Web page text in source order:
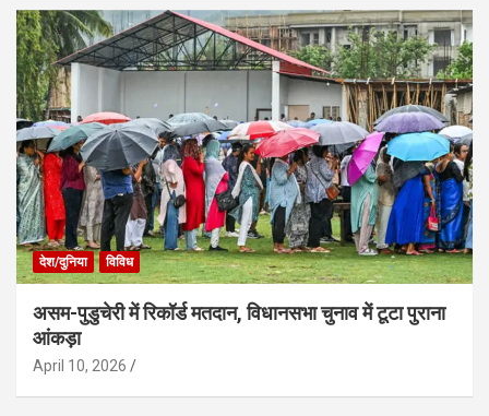
देश/दुनिया विविध
असम-पुडुचेरी में रिकॉर्ड मतदान, विधानसभा चुनाव में टूटा पुराना
आंकड़ा
April 10, 2026